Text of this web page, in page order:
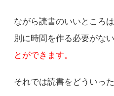
ながら読書のいいところ
別に時間を作る必要がない
とができます。
それでは読書をどういっ